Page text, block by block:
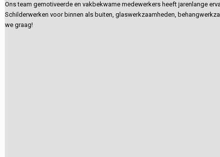
Ons team gemotiveerde en vakbekwame medewerkers heeft jarenlange
Schilderwerken voor binnen als buiten, glaswerkzaamheden,
we graag!